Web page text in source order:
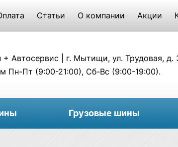
Статьи О компании Акции
+ Автосервис | г. Мытищи, ул. Трудовая, д.
Пн-Пт (9:00-21:00), Сб-Вс (9:00-19:00).
Грузовые шины